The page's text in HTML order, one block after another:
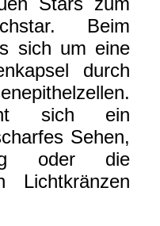
Beim
sich um eine
durch
sich ein
Sehen,
oder die
Lichtkränzen